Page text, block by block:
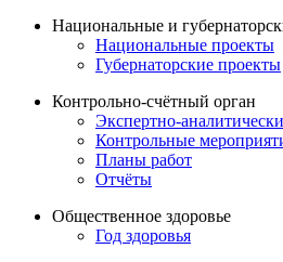
Национальные и
Национальные проекты
Губернаторские проекты
Контрольно-счётный орган
Экспертно-
Контрольные
Планы работ
Отчёты
Общественное здоровье
Год здоровья